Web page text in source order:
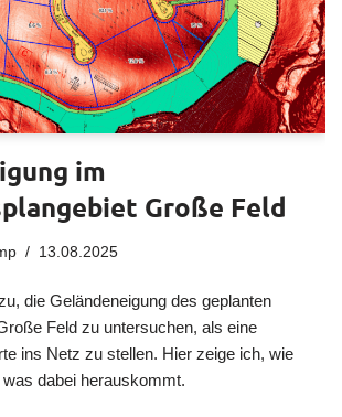
im
Große Feld
13.08.2025
die Geländeneigung des geplanten
Feld zu untersuchen, als eine
ins Netz zu stellen. Hier zeige ich, wie
dabei herauskommt.